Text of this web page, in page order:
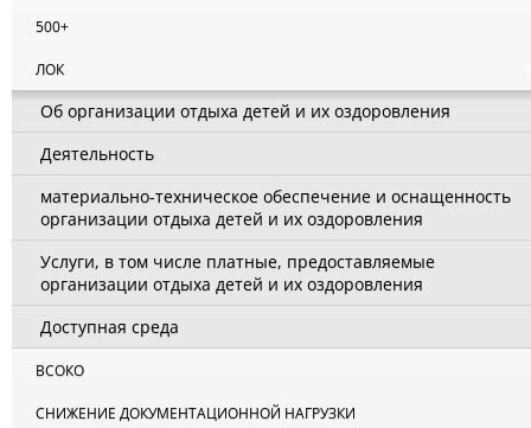
500+
ЛОК
Об организации отдыха детей и их оздоровления
Деятельность
материально-техническое обеспечение и оснащенность
организации отдыха детей и их оздоровления
Услуги, в том числе платные, предоставляемые
организации отдыха детей и их оздоровления
Доступная среда
ВСОКО
СНИЖЕНИЕ ДОКУМЕНТАЦИОННОЙ НАГРУЗКИ